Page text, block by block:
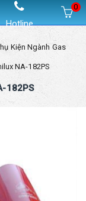
Hotline
0
Kiện Ngành Gas
NA-182PS
182PS